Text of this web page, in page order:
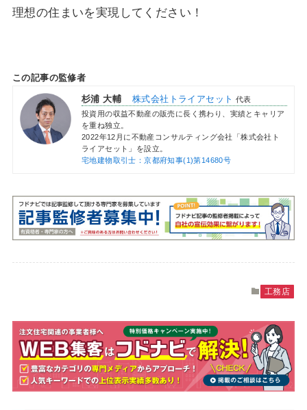
理想の住まいを実現してください！
この記事の監修者
杉浦 大輔 株式会社トライアセット 代表
投資用の収益不動産の販売に長く携わり、実績とキャリア
を重ね独立。
2022年12月に不動産コンサルティング会社「株式会社ト
ライアセット」を設立。
宅地建物取引士：京都府知事(1)第14680号
工務店